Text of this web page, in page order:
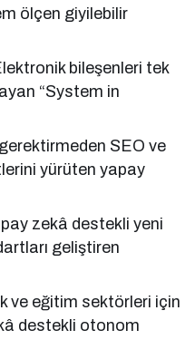
ölçen giyilebilir
bileşenleri tek
“System in
SEO ve
yürüten yapay
zekâ destekli yeni
geliştiren
ve eğitim sektörleri için
destekli otonom